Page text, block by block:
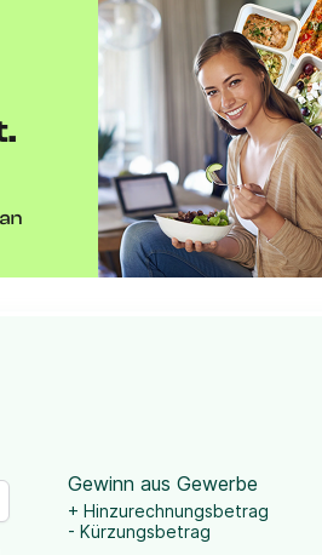
Gewinn aus Gewerbe
+ Hinzurechnungsbetrag
- Kürzungsbetrag